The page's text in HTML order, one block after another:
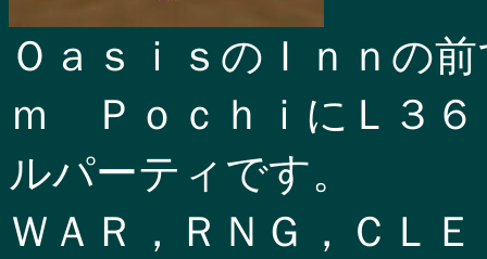
ＯａｓｉｓのＩｎｎの
ｍ ＰｏｃｈｉにＬ３
ルパーティです。
ＷＡＲ，ＲＮＧ，ＣＬ